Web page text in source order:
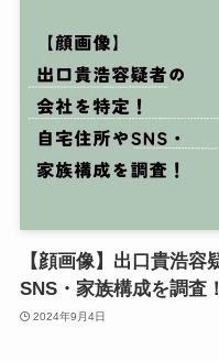
【顔画像】出口貴浩
SNS・家族構成を調査！
2024年9月4日